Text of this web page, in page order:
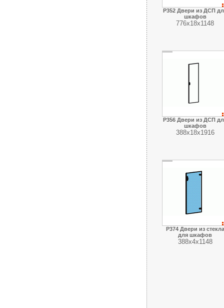
Р352 Двери из ДСП
шкафов
776х18х1148
Р356 Двери из ДСП
шкафов
388х18х1916
Р374 Двери из стекла
для шкафов
388х4х1148